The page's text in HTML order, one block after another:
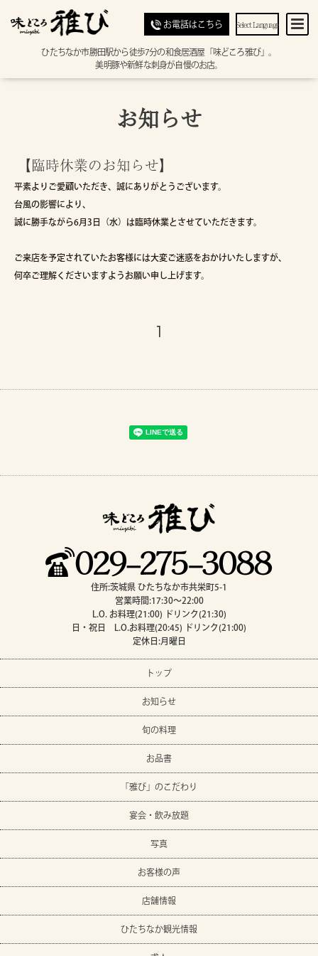
お電話はこちら Select Language
ひたちなか市勝田駅から徒歩7分の和食居酒屋「味どころ雅び」。
美明豚や新鮮な刺身が自慢のお店。
お知らせ
【臨時休業のお知らせ】
平素よりご愛顧いただき、誠にありがとうございます。
台風の影響により、
誠に勝手ながら6月3日（水）は臨時休業とさせていただきます。
ご来店を予定されていたお客様には大変ご迷惑をおかけいたしますが、
何卒ご理解くださいますようお願い申し上げます。
1
住所:茨城県 ひたちなか市共栄町5-1
営業時間:17:30～22:00
L.O. お料理(21:00) ドリンク(21:30)
日・祝日 L.O.お料理(20:45) ドリンク(21:00)
定休日:月曜日
トップ
お知らせ
旬の料理
お品書
「雅び」のこだわり
宴会・飲み放題
写真
お客様の声
店舗情報
ひたちなか観光情報